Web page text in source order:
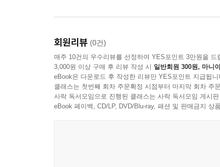
회원리뷰 (0건)
매주 10건의 우수리뷰를 선정하여 YES포인트 3만원을 드
3,000원 이상 구매 후 리뷰 작성 시 일반회원 300원, 마니
eBook은 다운로드 후 작성한 리뷰만 YES포인트 지급됩니
클래스는 첫번째 회차 주문확정 시점부터 마지막 회차 주
사락 독서모임으로 진행된 클래스는 사락 독서모임 게시
eBook 페이백, CD/LP, DVD/Blu-ray, 패션 및 판매금지 상